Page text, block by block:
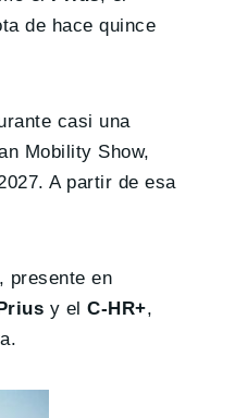
de hace quince
casi una
Mobility Show,
A partir de esa
, presente en
y elC-HR+,